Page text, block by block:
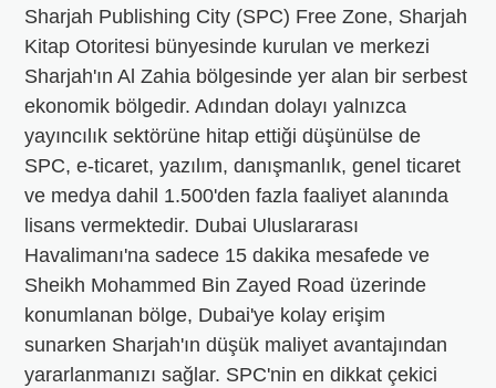
Sharjah Publishing City (SPC) Free Zone, Sharjah
Kitap Otoritesi bünyesinde kurulan ve merkezi
Sharjah'ın Al Zahia bölgesinde yer alan bir serbest
ekonomik bölgedir. Adından dolayı yalnızca
yayıncılık sektörüne hitap ettiği düşünülse de
SPC, e-ticaret, yazılım, danışmanlık, genel ticaret
ve medya dahil 1.500'den fazla faaliyet alanında
lisans vermektedir. Dubai Uluslararası
Havalimanı'na sadece 15 dakika mesafede ve
Sheikh Mohammed Bin Zayed Road üzerinde
konumlanan bölge, Dubai'ye kolay erişim
sunarken Sharjah'ın düşük maliyet avantajından
yararlanmanızı sağlar. SPC'nin en dikkat çekici